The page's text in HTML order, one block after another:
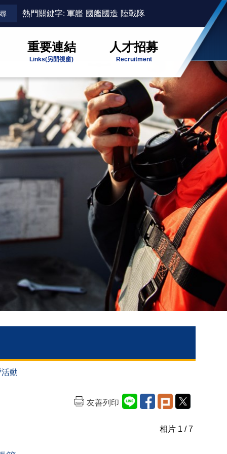
熱門關鍵字: 軍艦 國艦國造 陸戰隊
重要連結
Links(另開視窗)
人才招募
Recruitment
動
友善列印
相片 1 / 7